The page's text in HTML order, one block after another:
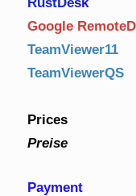
Google
TeamViewer11
TeamViewerQS
Prices
Preise
Payment